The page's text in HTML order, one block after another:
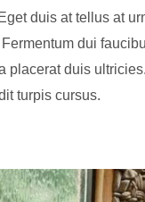
duis at tellus at
dui
placerat duis
turpis cursus.